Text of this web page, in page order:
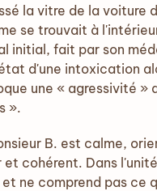
la vitre de la voiture
se trouvait à
initial, fait par son
d'une intoxication
une « agressivité »
».
B. est calme,
cohérent. Dans
ne comprend pas ce